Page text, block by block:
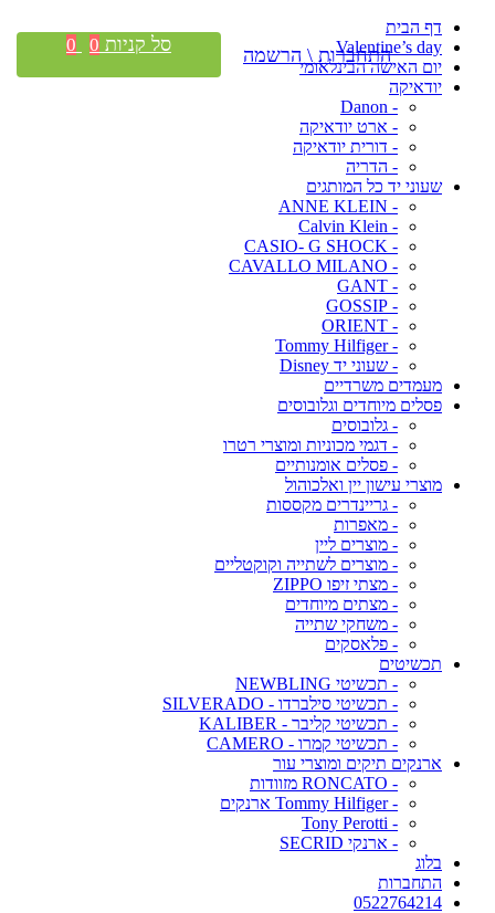
דף הבית
Valentine’s day
יום האישה הבינלאומי
יודאיקה
- Danon
- ארט יודאיקה
- דורית יודאיקה
- הדריה
שעוני יד כל המותגים
- ANNE KLEIN
- Calvin Klein
- CASIO- G SHOCK
- CAVALLO MILANO
- GANT
- GOSSIP
- ORIENT
- Tommy Hilfiger
- שעוני יד Disney
מעמדים משרדיים
פסלים מיוחדים וגלובוסים
- גלובוסים
- דגמי מכוניות ומוצרי רטרו
- פסלים אומנותיים
מוצרי עישון יין ואלכוהול
- גריינדרים מקססות
- מאפרות
- מוצרים ליין
- מוצרים לשתייה וקוקטליים
- מצתי זיפו ZIPPO
- מצתים מיוחדים
- משחקי שתייה
- פלאסקים
תכשיטים
- תכשיטי NEWBLING
- תכשיטי סילברדו - SILVERADO
- תכשיטי קליבר - KALIBER
- תכשיטי קמרו - CAMERO
ארנקים תיקים ומוצרי עור
- RONCATO מזוודות
- Tommy Hilfiger ארנקים
- Tony Perotti
- ארנקי SECRID
בלוג
התחברות
0522764214
התחברות \ הרשמה סל קניות 0
0